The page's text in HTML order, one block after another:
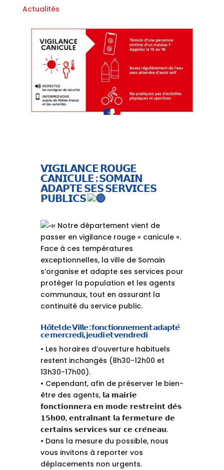
Actualités
𝗩𝗜𝗚𝗜𝗟𝗔𝗡𝗖𝗘 𝗥𝗢𝗨𝗚𝗘
𝗖𝗔𝗡𝗜𝗖𝗨𝗟𝗘 : 𝗦𝗢𝗠𝗔𝗜𝗡
𝗔𝗗𝗔𝗣𝗧𝗘 𝗦𝗘𝗦 𝗦𝗘𝗥𝗩𝗜𝗖𝗘𝗦
𝗣𝗨𝗕𝗟𝗜𝗖𝗦
Notre département vient de
passer en vigilance rouge « canicule ».
Face à ces températures
exceptionnelles, la ville de Somain
s’organise et adapte ses services pour
protéger la population et les agents
communaux, tout en assurant la
continuité du service public.
𝗛𝗼̂𝘁𝗲𝗹 𝗱𝗲 𝗩𝗶𝗹𝗹𝗲 : 𝗳𝗼𝗻𝗰𝘁𝗶𝗼𝗻𝗻𝗲𝗺𝗲𝗻𝘁 𝗮𝗱𝗮𝗽𝘁𝗲́
𝗰𝗲 𝗺𝗲𝗿𝗰𝗿𝗲𝗱𝗶, 𝗷𝗲𝘂𝗱𝗶 𝗲𝘁 𝘃𝗲𝗻𝗱𝗿𝗲𝗱𝗶
• Les horaires d’ouverture habituels
restent inchangés (8h30-12h00 et
13h30-17h00).
• Cependant, afin de préserver le bien-
être des agents, 𝗹𝗮 𝗺𝗮𝗶𝗿𝗶𝗲
𝗳𝗼𝗻𝗰𝘁𝗶𝗼𝗻𝗻𝗲𝗿𝗮 𝗲𝗻 𝗺𝗼𝗱𝗲 𝗿𝗲𝘀𝘁𝗿𝗲𝗶𝗻𝘁 𝗱𝗲̀𝘀
𝟭𝟱𝗵𝟬𝟬, 𝗲𝗻𝘁𝗿𝗮𝗶̂𝗻𝗮𝗻𝘁 𝗹𝗮 𝗳𝗲𝗿𝗺𝗲𝘁𝘂𝗿𝗲 𝗱𝗲
𝗰𝗲𝗿𝘁𝗮𝗶𝗻𝘀 𝘀𝗲𝗿𝘃𝗶𝗰𝗲𝘀 𝘀𝘂𝗿 𝗰𝗲 𝗰𝗿𝗲́𝗻𝗲𝗮𝘂.
• Dans la mesure du possible, nous
vous invitons à reporter vos
déplacements non urgents.